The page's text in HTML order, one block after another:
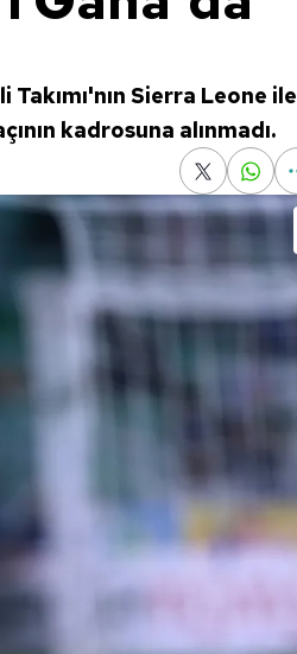
Sierra Leone ile
kadrosuna alınmadı.